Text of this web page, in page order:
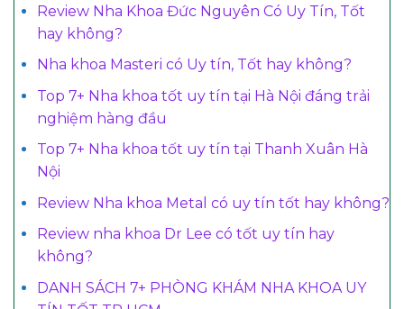
Review Nha Khoa Đức Nguyên Có Uy Tín, Tốt
hay không?
Nha khoa Masteri có Uy tín, Tốt hay không?
Top 7+ Nha khoa tốt uy tín tại Hà Nội đáng trải
nghiệm hàng đầu
Top 7+ Nha khoa tốt uy tín tại Thanh Xuân Hà
Nội
Review Nha khoa Metal có uy tín tốt hay không?
Review nha khoa Dr Lee có tốt uy tín hay
không?
DANH SÁCH 7+ PHÒNG KHÁM NHA KHOA UY